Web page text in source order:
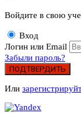
Войдите в свою
Вход
Логин или Email
Забыли пароль?
ПОДТВЕРДИТЬ
Или